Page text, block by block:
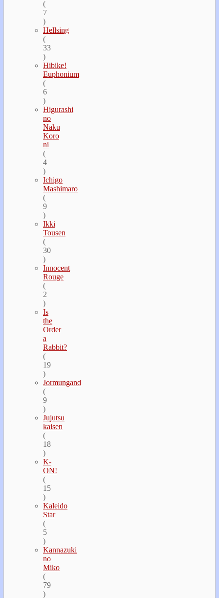
(
7
)
Hellsing
(
33
)
Hibike!
Euphonium
(
6
)
Higurashi
no
Naku
Koro
ni
(
4
)
Ichigo
Mashimaro
(
9
)
Ikki
Tousen
(
30
)
Innocent
Rouge
(
2
)
Is
the
Order
a
Rabbit?
(
19
)
Jormungand
(
9
)
Jujutsu
kaisen
(
18
)
K-
ON!
(
15
)
Kaleido
Star
(
5
)
Kannazuki
no
Miko
(
79
)